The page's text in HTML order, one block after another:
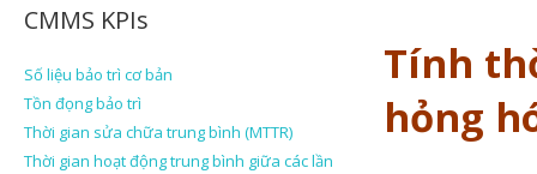
CMMS KPIs
Số liệu bảo trì cơ bản
Tồn đọng bảo trì
Thời gian sửa chữa trung bình (MTTR)
Thời gian hoạt động trung bình giữa các lần
Tính
hỏng